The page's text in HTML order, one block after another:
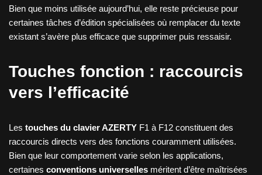
Bien que moins utilisée aujourd’hui, elle reste précieuse pour
certaines tâches d’édition spécialisées où remplacer du texte
existant s’avère plus efficace que supprimer puis ressaisir.
Touches fonction : raccourcis
vers l’efficacité
Les touches du clavier AZERTY F1 à F12 constituent des
raccourcis directs vers des fonctions couramment utilisées.
Bien que leur comportement varie selon les applications,
certaines conventions universelles méritent d’être maîtrisées